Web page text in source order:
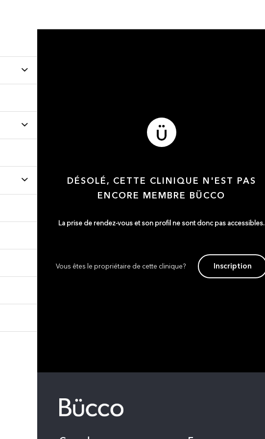
DÉSOLÉ, CETTE CLINIQUE N'EST PAS
ENCORE MEMBRE BÜCCO
La prise de rendez-vous et son profil ne sont donc pas accessibles.
Vous êtes le propriétaire de cette clinique? Inscription